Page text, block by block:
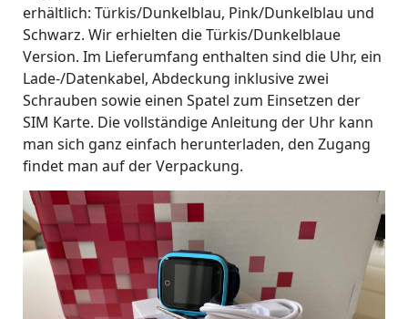
erhältlich: Türkis/Dunkelblau, Pink/Dunkelblau und
Schwarz. Wir erhielten die Türkis/Dunkelblaue
Version. Im Lieferumfang enthalten sind die Uhr, ein
Lade-/Datenkabel, Abdeckung inklusive zwei
Schrauben sowie einen Spatel zum Einsetzen der
SIM Karte. Die vollständige Anleitung der Uhr kann
man sich ganz einfach herunterladen, den Zugang
findet man auf der Verpackung.